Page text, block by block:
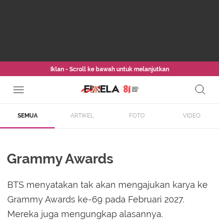
Iklan - Scroll ke bawah untuk melanjutkan
SEMUA ARTIKEL FOTO VIDEO
Grammy Awards
BTS menyatakan tak akan mengajukan karya ke
Grammy Awards ke-69 pada Februari 2027.
Mereka juga mengungkap alasannya.